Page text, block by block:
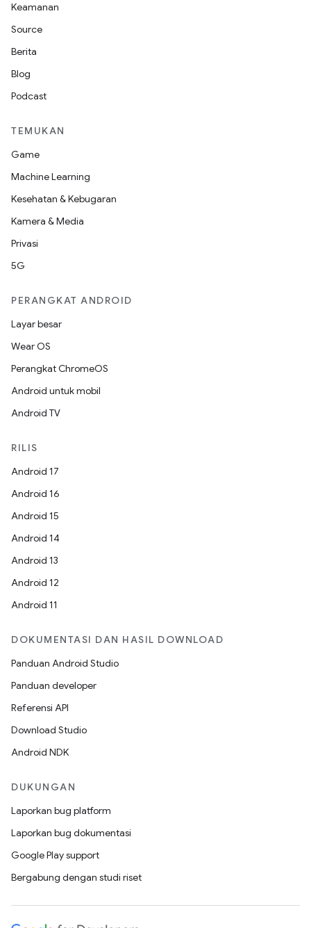
Keamanan
Source
Berita
Blog
Podcast
TEMUKAN
Game
Machine Learning
Kesehatan & Kebugaran
Kamera & Media
Privasi
5G
PERANGKAT ANDROID
Layar besar
Wear OS
Perangkat ChromeOS
Android untuk mobil
Android TV
RILIS
Android 17
Android 16
Android 15
Android 14
Android 13
Android 12
Android 11
DOKUMENTASI DAN HASIL DOWNLOAD
Panduan Android Studio
Panduan developer
Referensi API
Download Studio
Android NDK
DUKUNGAN
Laporkan bug platform
Laporkan bug dokumentasi
Google Play support
Bergabung dengan studi riset